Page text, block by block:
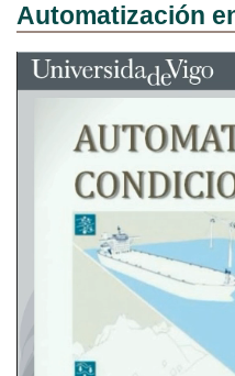
Automatización